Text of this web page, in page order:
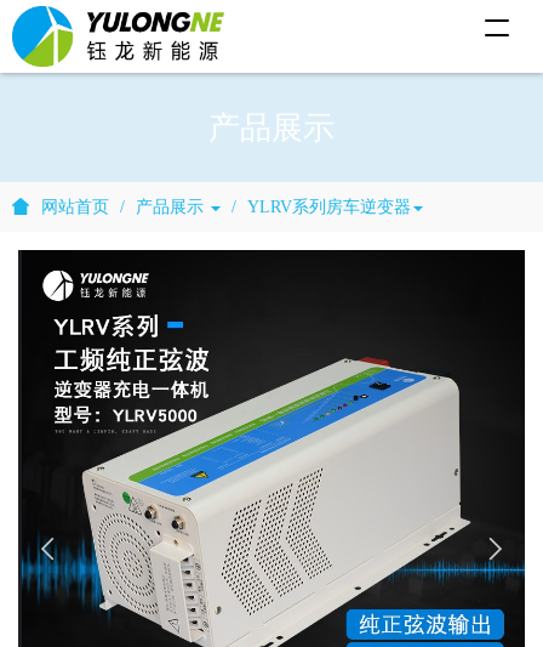
T
g
v
a
产品展示
网站首页 产品展示 YLRV系列房车逆变器